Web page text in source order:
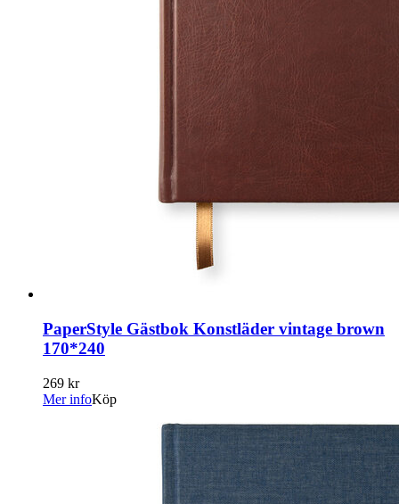
PaperStyle Gästbok Konstläder vintage brown
170*240
269 kr
Mer infoKöp